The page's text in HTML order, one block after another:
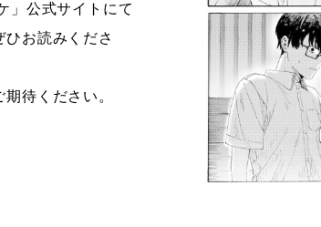
」公式サイトにて
お読みくださ
待ください。